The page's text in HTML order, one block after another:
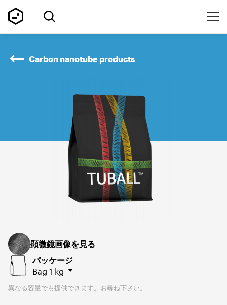
Carbon nanotube products
パッケージ
Bag 1 kg
異なる容量でも提供できます。お尋ね下さい。
顕微鏡画像を見る